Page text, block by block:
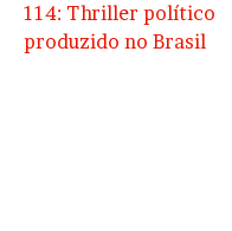
114: Thriller político
produzido no Brasil